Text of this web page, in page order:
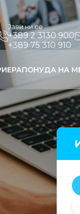
Јави ни се
+389 2 3130 900
+389 75 310 910
ПОНУДА НА